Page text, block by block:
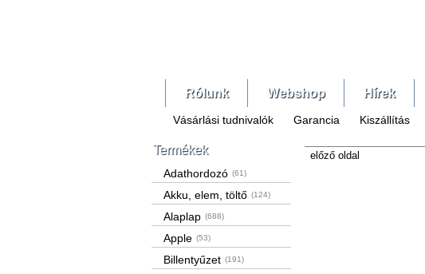
Rólunk Webshop Hírek
Vásárlási tudnivalók Garancia Kiszállítás
Termékek
Adathordozó (61)
Akku, elem, töltő (124)
Alaplap (688)
Apple (53)
Billentyűzet (191)
előző oldal